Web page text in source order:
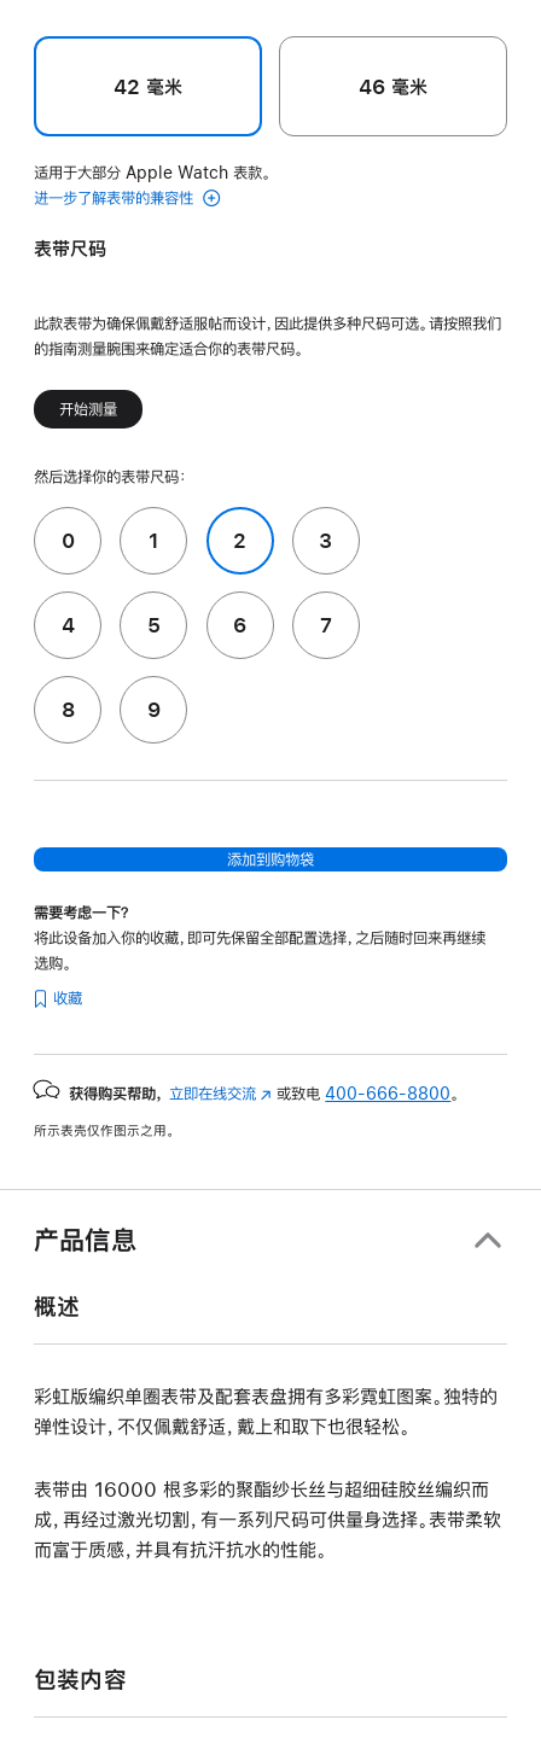
42 毫米 46 毫米
适用于大部分 Apple Watch 表款。
进一步了解表带的兼容性
表带尺码
此款表带为确保佩戴舒适服帖而设计，因此提供多种尺码可选。请按照我们
的指南测量腕围来确定适合你的表带尺码。
开始测量
然后选择你的表带尺码：
0 1 2 3
4 5 6 7
8 9
添加到购物袋
需要考虑一下？
将此设备加入你的收藏，即可先保留全部配置选择，之后随时回来再继续
选购。
收藏
获得购买帮助， 立即在线交流 (在
中
或致电400-666-8800 。
所示表壳仅作图示之用。
产品信息
概述
彩虹版编织单圈表带及配套表盘拥有多彩霓虹图案。独特的
弹性设计，不仅佩戴舒适，戴上和取下也很轻松。
表带由 16000 根多彩的聚酯纱长丝与超细硅胶丝编织而
成，再经过激光切割，有一系列尺码可供量身选择。表带柔软
而富于质感，并具有抗汗抗水的性能。
包装内容